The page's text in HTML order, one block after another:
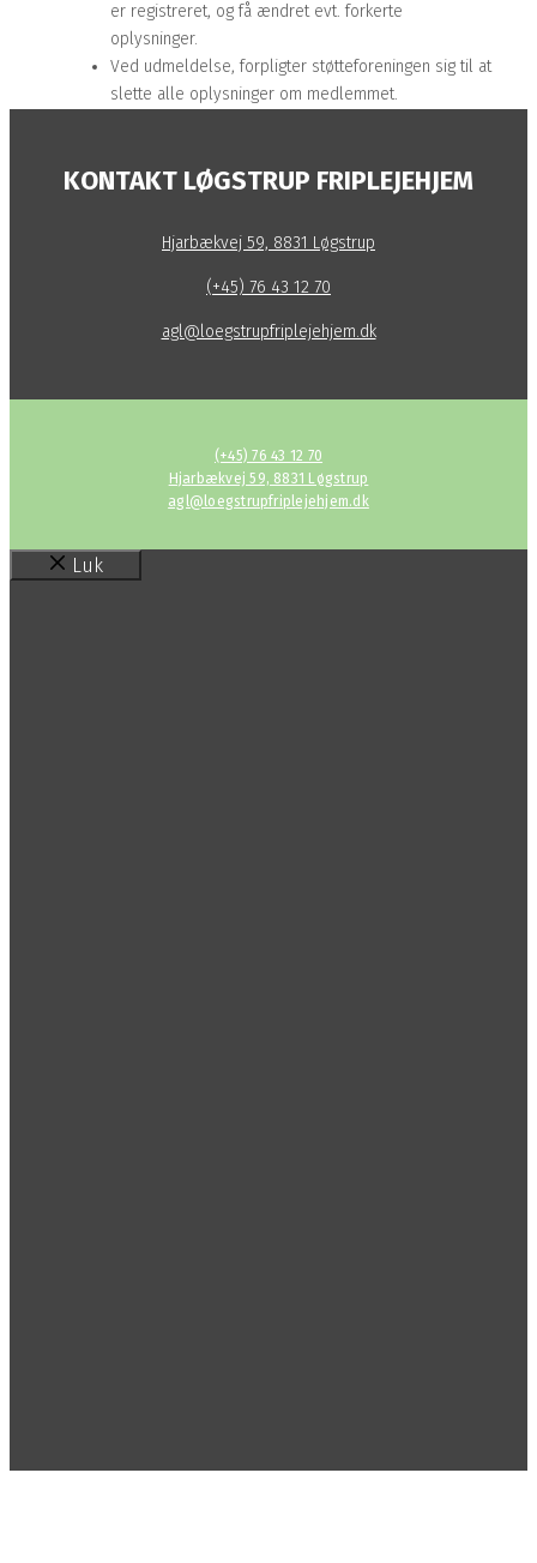
er registreret, og få ændret evt. forkerte
oplysninger.
Ved udmeldelse, forpligter støtteforeningen sig til at
slette alle oplysninger om medlemmet.
KONTAKT LØGSTRUP FRIPLEJEHJEM
Hjarbækvej 59, 8831 Løgstrup
(+45) 76 43 12 70
agl@loegstrupfriplejehjem.dk
(+45) 76 43 12 70
Hjarbækvej 59, 8831 Løgstrup
agl@loegstrupfriplejehjem.dk
Luk